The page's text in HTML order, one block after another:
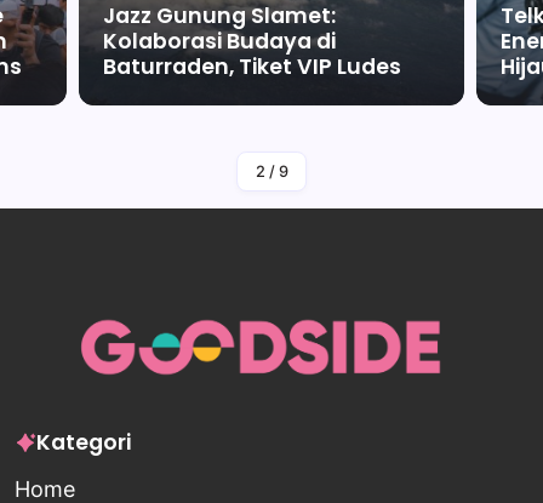
Jazz Gunung Slamet:
Kolaborasi Budaya di
Baturraden, Tiket VIP Ludes
2 / 9
Kategori
Home